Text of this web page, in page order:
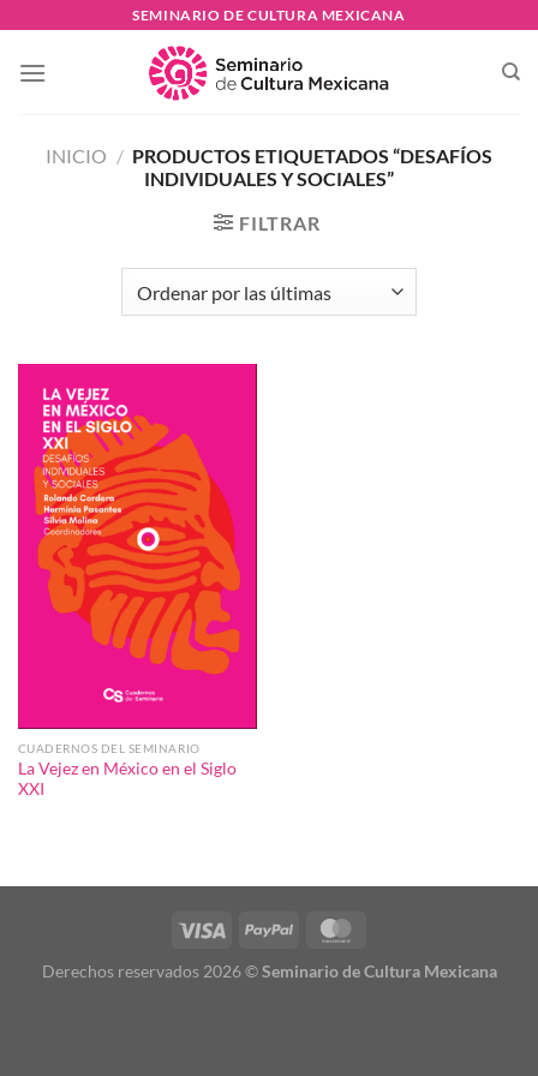
content
SEMINARIO DE CULTURA MEXICANA
INICIO / PRODUCTOS ETIQUETADOS “DESAFÍOS
INDIVIDUALES Y SOCIALES”
FILTRAR
CUADERNOS DEL SEMINARIO
La Vejez en México en el Siglo
XXI
Derechos reservados 2026 ©Seminario de Cultura Mexicana